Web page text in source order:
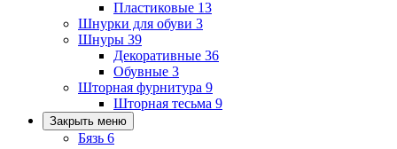
Пластиковые 13
Шнурки для обуви 3
Шнуры 39
Декоративные 36
Обувные 3
Шторная фурнитура 9
Шторная тесьма 9
Закрыть меню
Бязь 6